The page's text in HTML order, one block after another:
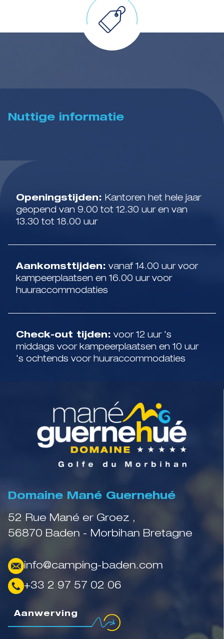
Nuttige informatie
Openingstijden: Kantoren het hele jaar
geopend van 9.00 tot 12.30 uur en van
13.30 tot 18.00 uur
Aankomsttijden: vanaf 14.00 uur voor
kampeerplaatsen en 16.00 uur voor
huuraccommodaties
Check-out tijden: voor 12 uur 's
middags voor kampeerplaatsen en 10 uur
's ochtends voor huuraccommodaties
Domaine Mané Guernehué
52 Rue Mané er Groez ,
56870 Baden - Morbihan Bretagne
info@camping-baden.com
+33 2 97 57 02 06
Aanwerving